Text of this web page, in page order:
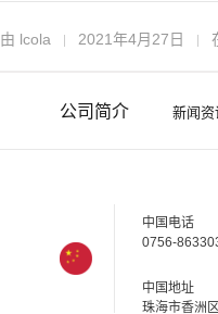
由 lcola 2021年4月27日
公司简介 新闻资
中国电话
0756-
中国地址
珠海市香洲